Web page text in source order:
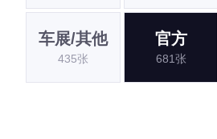
车展/其他
435张
官方
681张